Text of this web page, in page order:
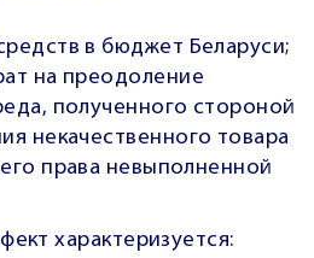
в бюджет Беларуси;
на преодоление
полученного стороной
некачественного товара
права невыполненной
характеризуется: